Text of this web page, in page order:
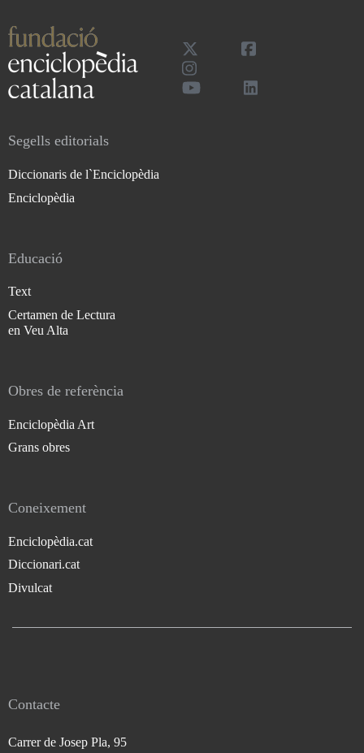
Segells editorials
Diccionaris de l`Enciclopèdia
Enciclopèdia
Educació
Text
Certamen de Lectura
en Veu Alta
Obres de referència
Enciclopèdia Art
Grans obres
Coneixement
Enciclopèdia.cat
Diccionari.cat
Divulcat
Contacte
Carrer de Josep Pla, 95